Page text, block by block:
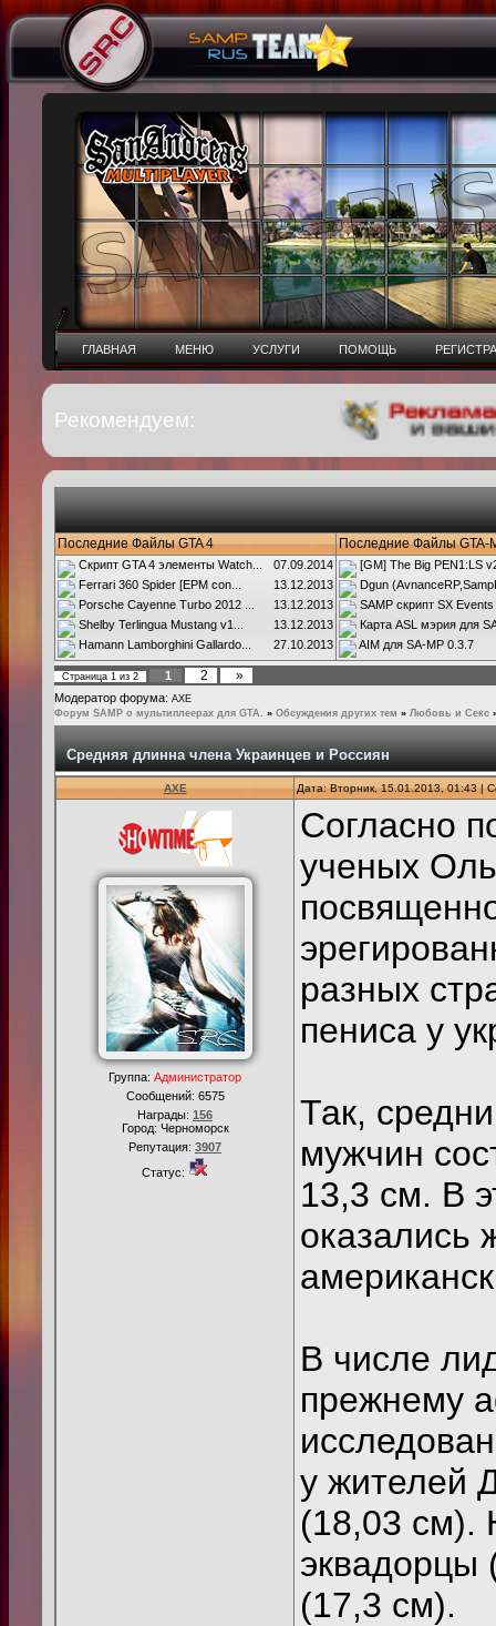
ГЛАВНАЯ МЕНЮ УСЛУГИ ПОМОЩЬ
Рекомендуем:
Последние Файлы GTA 4 Последние Файлы GTA-
Скрипт GTA 4 элементы Watch...
07.09.2014
Ferrari 360 Spider [EPM con...
13.12.2013
Porsche Cayenne Turbo 2012 ...
13.12.2013
Shelby Terlingua Mustang v1...
13.12.2013
Hamann Lamborghini Gallardo...
27.10.2013
[GM] The Big PEN1:LS
Dgun
SAMP скрипт SX
Карта ASL мэрия для
AIM для SA-MP 0.3.7
Страница 1 из 2 1 2 »
Модератор форума: AXE
Форум SAMP о мультиплеерах для GTA. » Обсуждения других тем » Любовь и Секс
Средняя длинна члена Украинцев и Россиян
AXE Дата: Вторник, 15.01.2013, 01:43 |
Группа: Администратор
Сообщений: 6575
Награды: 156
Город: Черноморск
Репутация: 3907
Статус:
Согласно
ученых
разных
пениса у
Так,
мужчин
13,3 см. В
оказались
В числе
прежнему
у жителей
(18,03 см).
эквадорцы
(17,3 см).